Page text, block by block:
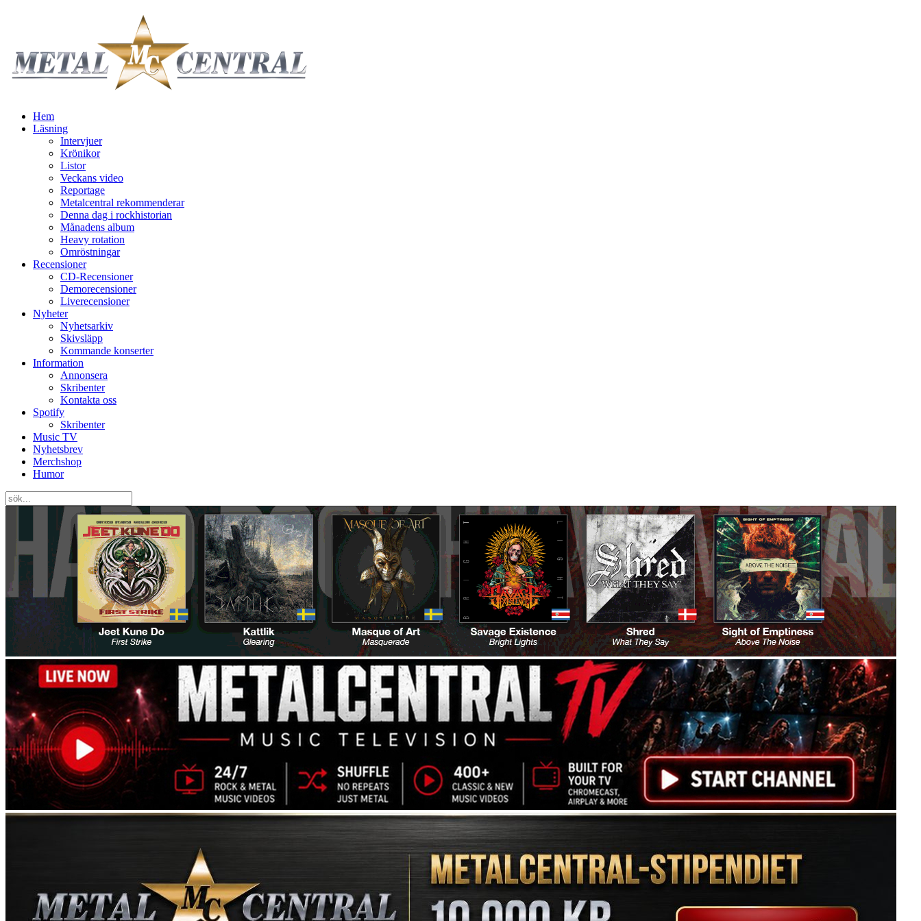
Hem
Läsning
Intervjuer
Krönikor
Listor
Veckans video
Reportage
Metalcentral rekommenderar
Denna dag i rockhistorian
Månadens album
Heavy rotation
Omröstningar
Recensioner
CD-Recensioner
Demorecensioner
Liverecensioner
Nyheter
Nyhetsarkiv
Skivsläpp
Kommande konserter
Information
Annonsera
Skribenter
Kontakta oss
Spotify
Skribenter
Music TV
Nyhetsbrev
Merchshop
Humor